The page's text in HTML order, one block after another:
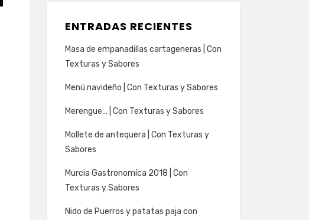
ENTRADAS RECIENTES
Masa de empanadillas cartageneras | Con
Texturas y Sabores
Menú navideño | Con Texturas y Sabores
Merengue… | Con Texturas y Sabores
Mollete de antequera | Con Texturas y
Sabores
Murcia Gastronomíca 2018 | Con
Texturas y Sabores
Nido de Puerros y patatas paja con